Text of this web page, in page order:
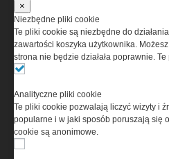
PRYWATNOŚĆ
informacji na Twoim
w celu świadczenia usług na
w tym w sposób dostosowany
Korzystanie z witryny bez
cookies oznacza, że będą one
×
Niezbędne pliki cookie
Te pliki cookie są niezbędne do
zawartości koszyka użytkownika.
strona nie będzie działała poprawnie.
Analityczne pliki cookie
Te pliki cookie pozwalają liczyć wizyty i
popularne i w jaki sposób poruszają się
cookie są anonimowe.